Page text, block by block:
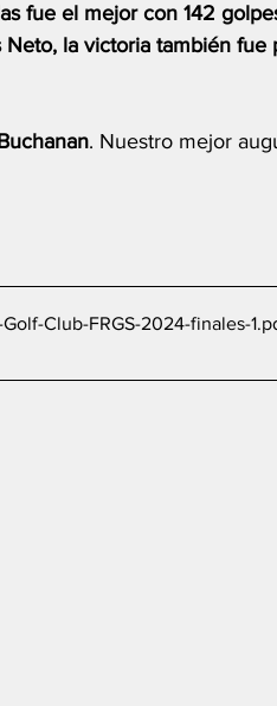
fue el mejor con 142
la victoria también fue
. Nuestro mejor
Club-FRGS-2024-finales-1